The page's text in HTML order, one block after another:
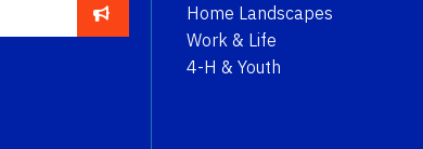
Home Landscapes
Work & Life
4-H & Youth